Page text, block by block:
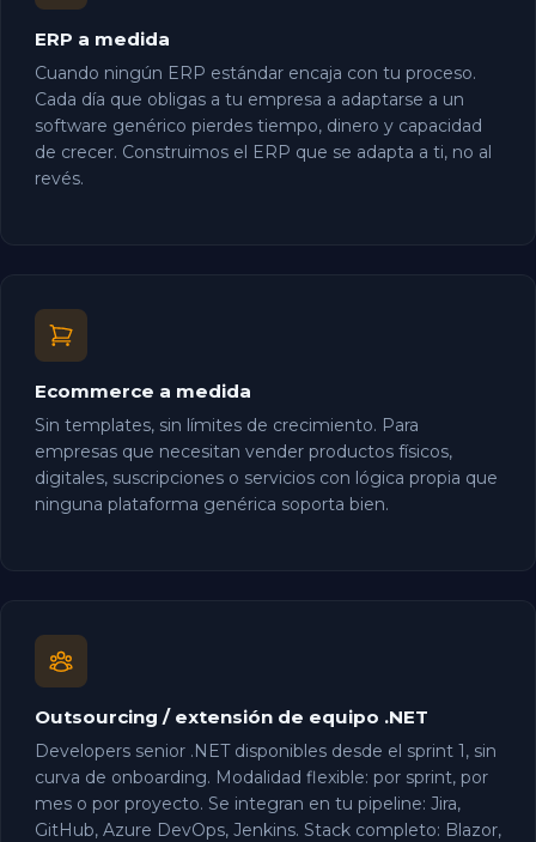
ERP a medida
Cuando ningún ERP estándar encaja con tu proceso.
Cada día que obligas a tu empresa a adaptarse a un
software genérico pierdes tiempo, dinero y capacidad
de crecer. Construimos el ERP que se adapta a ti, no al
revés.
Ecommerce a medida
Sin templates, sin límites de crecimiento. Para
empresas que necesitan vender productos físicos,
digitales, suscripciones o servicios con lógica propia que
ninguna plataforma genérica soporta bien.
Outsourcing / extensión de equipo .NET
Developers senior .NET disponibles desde el sprint 1, sin
curva de onboarding. Modalidad flexible: por sprint, por
mes o por proyecto. Se integran en tu pipeline: Jira,
GitHub, Azure DevOps, Jenkins. Stack completo: Blazor,